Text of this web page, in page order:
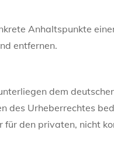
Anhaltspunkte
entfernen.
dem
Urheberrechtes
den privaten, nicht